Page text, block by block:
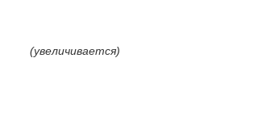
(увеличивается)